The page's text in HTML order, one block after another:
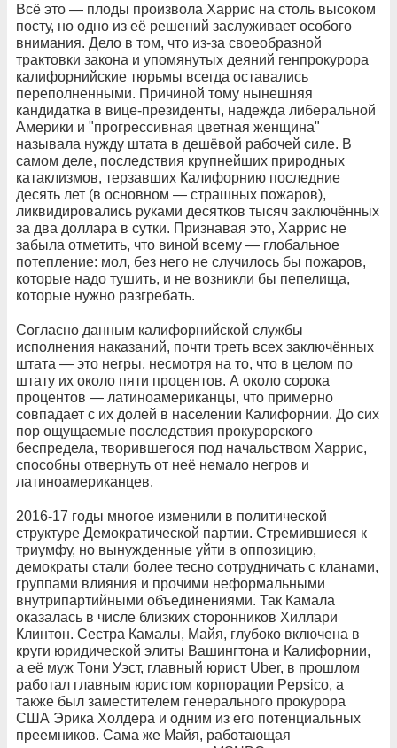
Всё это — плоды произвола Харрис на столь высоком
посту, но одно из её решений заслуживает особого
внимания. Дело в том, что из-за своеобразной
трактовки закона и упомянутых деяний генпрокурора
калифорнийские тюрьмы всегда оставались
переполненными. Причиной тому нынешняя
кандидатка в вице-президенты, надежда либеральной
Америки и "прогрессивная цветная женщина"
называла нужду штата в дешёвой рабочей силе. В
самом деле, последствия крупнейших природных
катаклизмов, терзавших Калифорнию последние
десять лет (в основном — страшных пожаров),
ликвидировались руками десятков тысяч заключённых
за два доллара в сутки. Признавая это, Харрис не
забыла отметить, что виной всему — глобальное
потепление: мол, без него не случилось бы пожаров,
которые надо тушить, и не возникли бы пепелища,
которые нужно разгребать.
Согласно данным калифорнийской службы
исполнения наказаний, почти треть всех заключённых
штата — это негры, несмотря на то, что в целом по
штату их около пяти процентов. А около сорока
процентов — латиноамериканцы, что примерно
совпадает с их долей в населении Калифорнии. До сих
пор ощущаемые последствия прокурорского
беспредела, творившегося под начальством Харрис,
способны отвернуть от неё немало негров и
латиноамериканцев.
2016-17 годы многое изменили в политической
структуре Демократической партии. Стремившиеся к
триумфу, но вынужденные уйти в оппозицию,
демократы стали более тесно сотрудничать с кланами,
группами влияния и прочими неформальными
внутрипартийными объединениями. Так Камала
оказалась в числе близких сторонников Хиллари
Клинтон. Сестра Камалы, Майя, глубоко включена в
круги юридической элиты Вашингтона и Калифорнии,
а её муж Тони Уэст, главный юрист Uber, в прошлом
работал главным юристом корпорации Pepsiсо, а
также был заместителем генерального прокурора
США Эрика Холдера и одним из его потенциальных
преемников. Сама же Майя, работающая